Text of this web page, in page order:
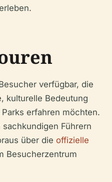
verfügbar, die
kulturelle Bedeutung
erfahren möchten.
Führern
über die offizielle
Besucherzentrum